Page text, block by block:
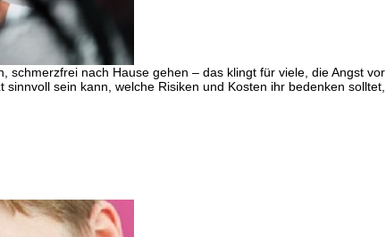
nach Hause gehen – das klingt für viele, die Angst
sein kann, welche Risiken und Kosten ihr bedenken